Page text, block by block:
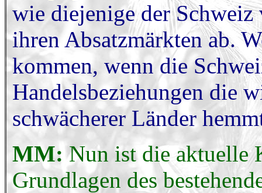
wie diejenige der
ihren Absatzmärkten ab.
kommen, wenn die
Handelsbeziehungen die
schwächerer Länder
MM:Nun ist die aktuelle
Grundlagen des